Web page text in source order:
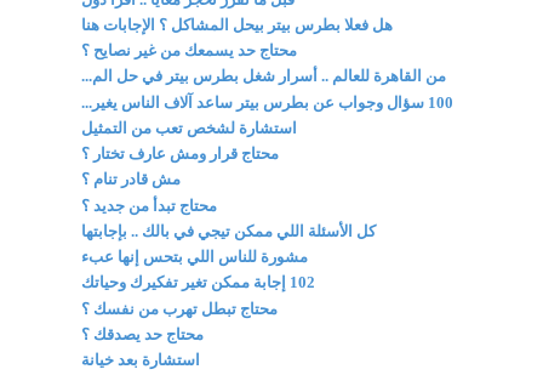
هل فعلا بطرس بيتر بيحل المشاكل ؟ الإجابات هنا
محتاج حد يسمعك من غير نصايح ؟
من القاهرة للعالم .. أسرار شغل بطرس بيتر في حل الم...
100 سؤال وجواب عن بطرس بيتر ساعد آلاف الناس يغير...
استشارة لشخص تعب من التمثيل
محتاج قرار ومش عارف تختار ؟
مش قادر تنام ؟
محتاج تبدأ من جديد ؟
كل الأسئلة اللي ممكن تيجي في بالك .. بإجابتها
مشورة للناس اللي بتحس إنها عبء
102 إجابة ممكن تغير تفكيرك وحياتك
محتاج تبطل تهرب من نفسك ؟
محتاج حد يصدقك ؟
استشارة بعد خيانة